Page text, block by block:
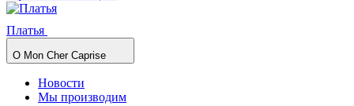
Платья
О Mon Cher Caprise
Новости
Мы производим